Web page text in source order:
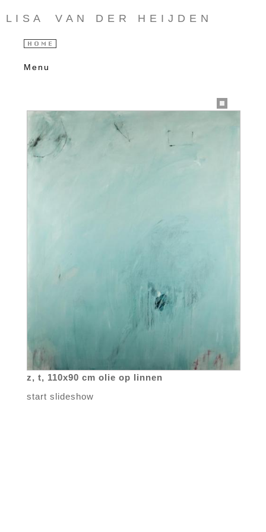
L I S A V A N D E R H E I J D E N
Menu
z, t, 110x90 cm olie op linnen
start slideshow